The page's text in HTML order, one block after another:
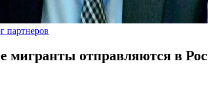
партнеров
мигранты отправляются в